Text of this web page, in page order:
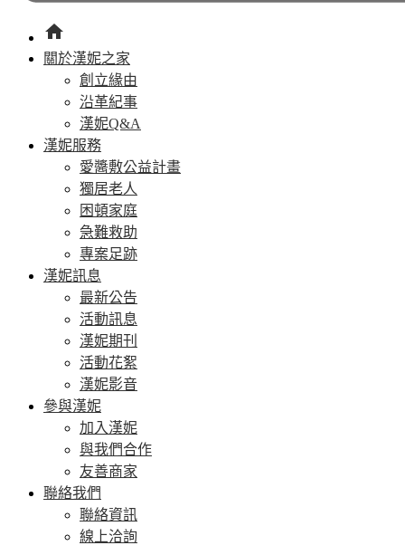
home
關於漢妮之家
創立緣由
沿革紀事
漢妮Q&A
漢妮服務
愛醬敷公益計畫
獨居老人
困頓家庭
急難救助
專案足跡
漢妮訊息
最新公告
活動訊息
漢妮期刊
活動花絮
漢妮影音
參與漢妮
加入漢妮
與我們合作
友善商家
聯絡我們
聯絡資訊
線上洽詢